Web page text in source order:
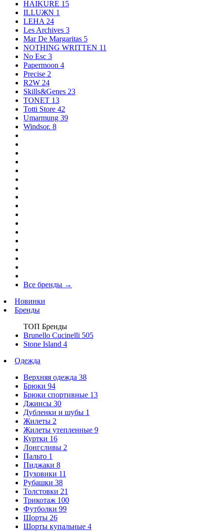
HAIKURE 15
ILLUЖN 1
LEHA 24
Les Archives 3
Mar De Margaritas 5
NOTHING WRITTEN 11
No Esc 3
Papermoon 4
Precise 2
R2W 24
Skills&Genes 23
TONET 13
Totti Store 42
Umarmung 39
Windsor. 8
Все бренды →
Новинки
Бренды
ТОП Бренды
Brunello Cucinelli 505
Stone Island 4
Одежда
Верхняя одежда 38
Брюки 94
Брюки спортивные 13
Джинсы 30
Дубленки и шубы 1
Жилеты 2
Жилеты утепленные 9
Куртки 16
Лонгсливы 2
Пальто 1
Пиджаки 8
Пуховики 11
Рубашки 38
Толстовки 21
Трикотаж 100
Футболки 99
Шорты 26
Шорты купальные 4